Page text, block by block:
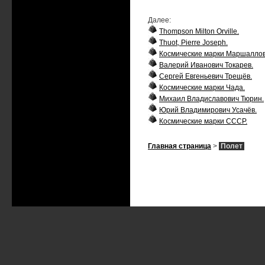
Далее:
Thompson Milton Orville.
Thuot, Pierre Joseph.
Космические марки
Валерий Иванович Токарев.
Сергей Евгеньевич Трещёв.
Космические марки Чада.
Михаил Владиславович Тюрин.
Юрий Владимирович Усачёв.
Космические марки СССР.
Главная страница > Полет